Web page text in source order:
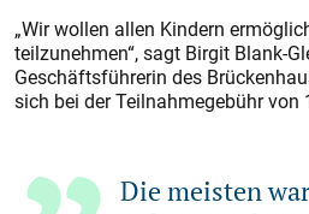
„Wir wollen allen Kindern
teilzunehmen“, sagt Birgit Blank-
Geschäftsführerin des
sich bei der Teilnahmegebühr von
Die meisten